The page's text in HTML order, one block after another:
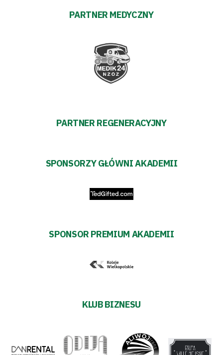
PARTNER MEDYCZNY
PARTNER REGENERACYJNY
SPONSORZY GŁÓWNI AKADEMII
SPONSOR PREMIUM AKADEMII
KLUB BIZNESU